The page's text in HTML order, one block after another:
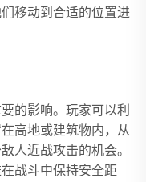
移动到合适的位置进
的影响。玩家可以利
高地或建筑物内，从
人近战攻击的机会。
战斗中保持安全距